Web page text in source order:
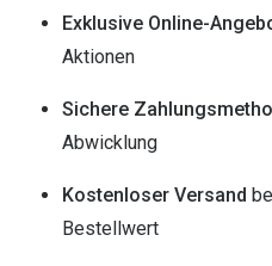
Exklusive Online-
Aktionen
Sichere
Abwicklung
Kostenloser Versand
Bestellwert